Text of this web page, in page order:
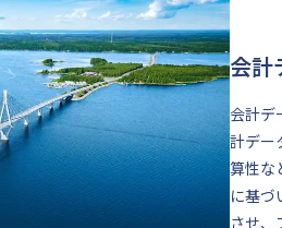
会計
会計デ
計デー
算性な
に基づ
させ、